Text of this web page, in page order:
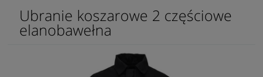
Ubranie koszarowe 2 częściowe
elanobawełna